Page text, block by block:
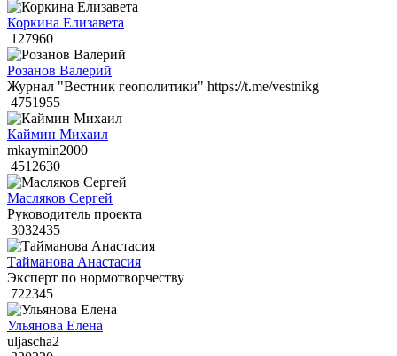
Коркина Елизавета
127960
Розанов Валерий
Журнал "Вестник геополитики" https://t.me/vestnikg
4751955
Каймин Михаил
mkaymin2000
4512630
Масляков Сергей
Руководитель проекта
3032435
Тайманова Анастасия
Эксперт по нормотворчеству
722345
Ульянова Елена
uljascha2